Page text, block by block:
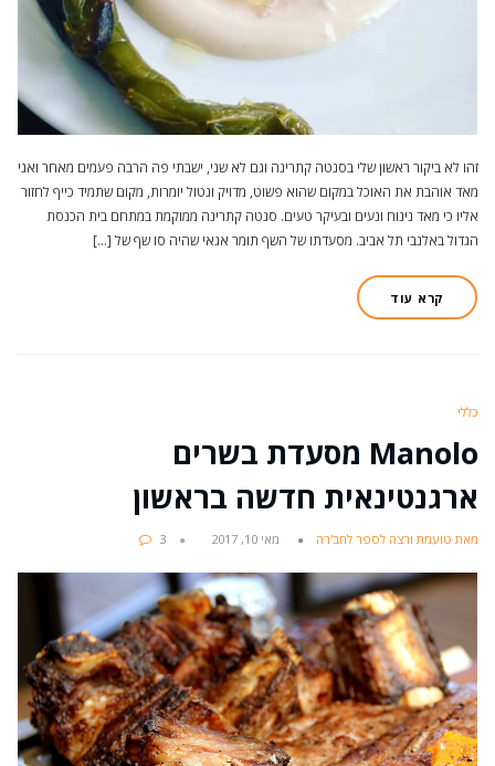
זהו לא ביקור ראשון שלי בסנטה קתרינה וגם לא שני, ישבתי פה הרבה פעמים מאחר ואני
מאד אוהבת את האוכל במקום שהוא פשוט, מדויק ונטול יומרות, מקום שתמיד כייף לחזור
אליו כי מאד נינוח ונעים ובעיקר טעים. סנטה קתרינה ממוקמת במתחם בית הכנסת
הגדול באלנבי תל אביב. מסעדתו של השף תומר אגאי שהיה סו שף של […]
קרא עוד
כללי
Manolo מסעדת בשרים
ארגנטינאית חדשה בראשון
מאת טועמת ורצה לספר לחב'רה מאי 10, 2017 3